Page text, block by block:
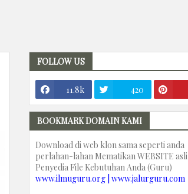
FOLLOW US
11.8k 420
BOOKMARK DOMAIN KAMI
Download di web klon sama seperti anda
perlahan-lahan Mematikan WEBSITE asli
Penyedia File Kebutuhan Anda (Guru)
www.ilmuguru.org | www.jalurguru.com